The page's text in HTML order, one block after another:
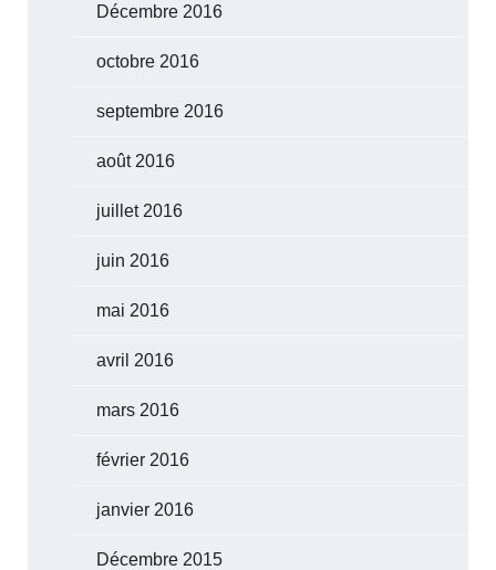
Décembre 2016
octobre 2016
septembre 2016
août 2016
juillet 2016
juin 2016
mai 2016
avril 2016
mars 2016
février 2016
janvier 2016
Décembre 2015